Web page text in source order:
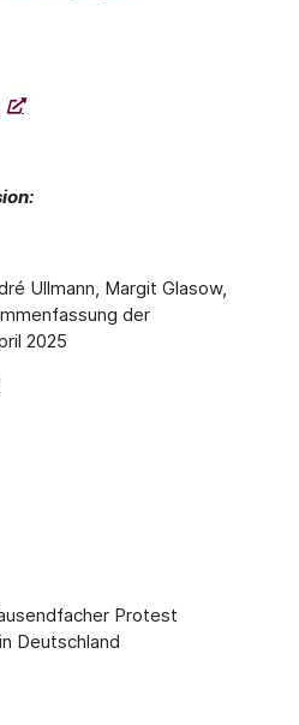
Ullmann, Margit Glasow,
der
2025
Protest
Deutschland